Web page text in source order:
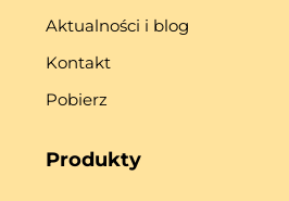
Aktualności i blog
Kontakt
Pobierz
Produkty